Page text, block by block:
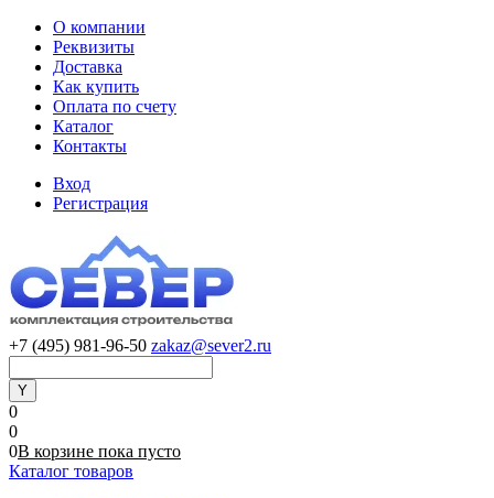
О компании
Реквизиты
Доставка
Как купить
Оплата по счету
Каталог
Контакты
Вход
Регистрация
+7 (495) 981-96-50 zakaz@sever2.ru
0
0
0В корзине пока пусто
Каталог товаров